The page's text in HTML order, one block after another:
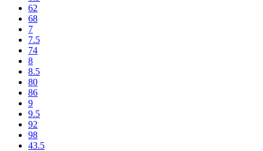
62
68
7
7.5
74
8
8.5
80
86
9
9.5
92
98
43.5